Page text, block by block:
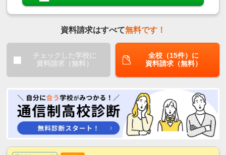
資料請求はすべて無料です！
チェックした学校に
資料請求（無料）
全校（15件）に
資料請求（無料）